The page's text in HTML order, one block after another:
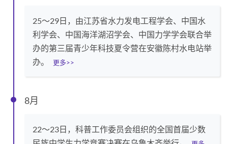
25～29日，由江苏省水力发电工程学会、中国水
利学会、中国海洋湖沼学会、中国力学学会联合举
办的第三届青少年科技夏令营在安徽陈村水电站举
办。
更多>>
8月
22～23日，科普工作委员会组织的全国首届少数